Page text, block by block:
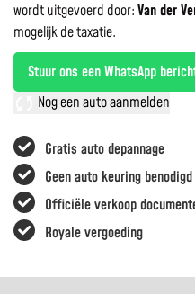
Gratis auto depannage
Geen auto keuring benodigd
Officiële verkoop
Royale vergoeding
wordt uitgevoerd door:Van der
mogelijk de taxatie.
Stuur ons een WhatsApp
Nog een auto aanmelden